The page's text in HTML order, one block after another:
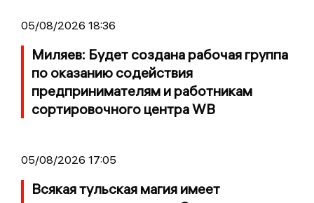
05/08/2026 18:36
Миляев: Будет создана рабочая группа
по оказанию содействия
предпринимателям и работникам
сортировочного центра WB
05/08/2026 17:05
Всякая тульская магия имеет